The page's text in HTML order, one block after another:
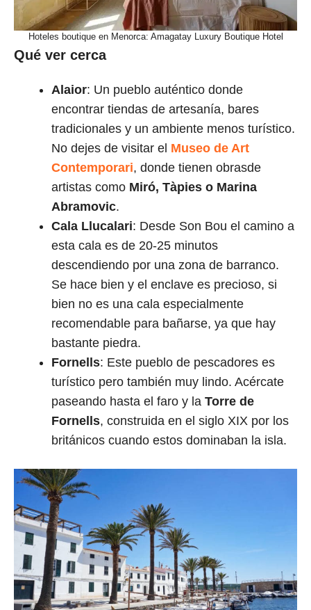
Hoteles boutique en Menorca: Amagatay Luxury Boutique Hotel
Qué ver cerca
Alaior: Un pueblo auténtico donde
encontrar tiendas de artesanía, bares
tradicionales y un ambiente menos turístico.
No dejes de visitar el Museo de Art
Contemporari, donde tienen obrasde
artistas como Miró, Tàpies o Marina
Abramovic.
Cala Llucalari: Desde Son Bou el camino a
esta cala es de 20-25 minutos
descendiendo por una zona de barranco.
Se hace bien y el enclave es precioso, si
bien no es una cala especialmente
recomendable para bañarse, ya que hay
bastante piedra.
Fornells: Este pueblo de pescadores es
turístico pero también muy lindo. Acércate
paseando hasta el faro y la Torre de
Fornells, construida en el siglo XIX por los
británicos cuando estos dominaban la isla.